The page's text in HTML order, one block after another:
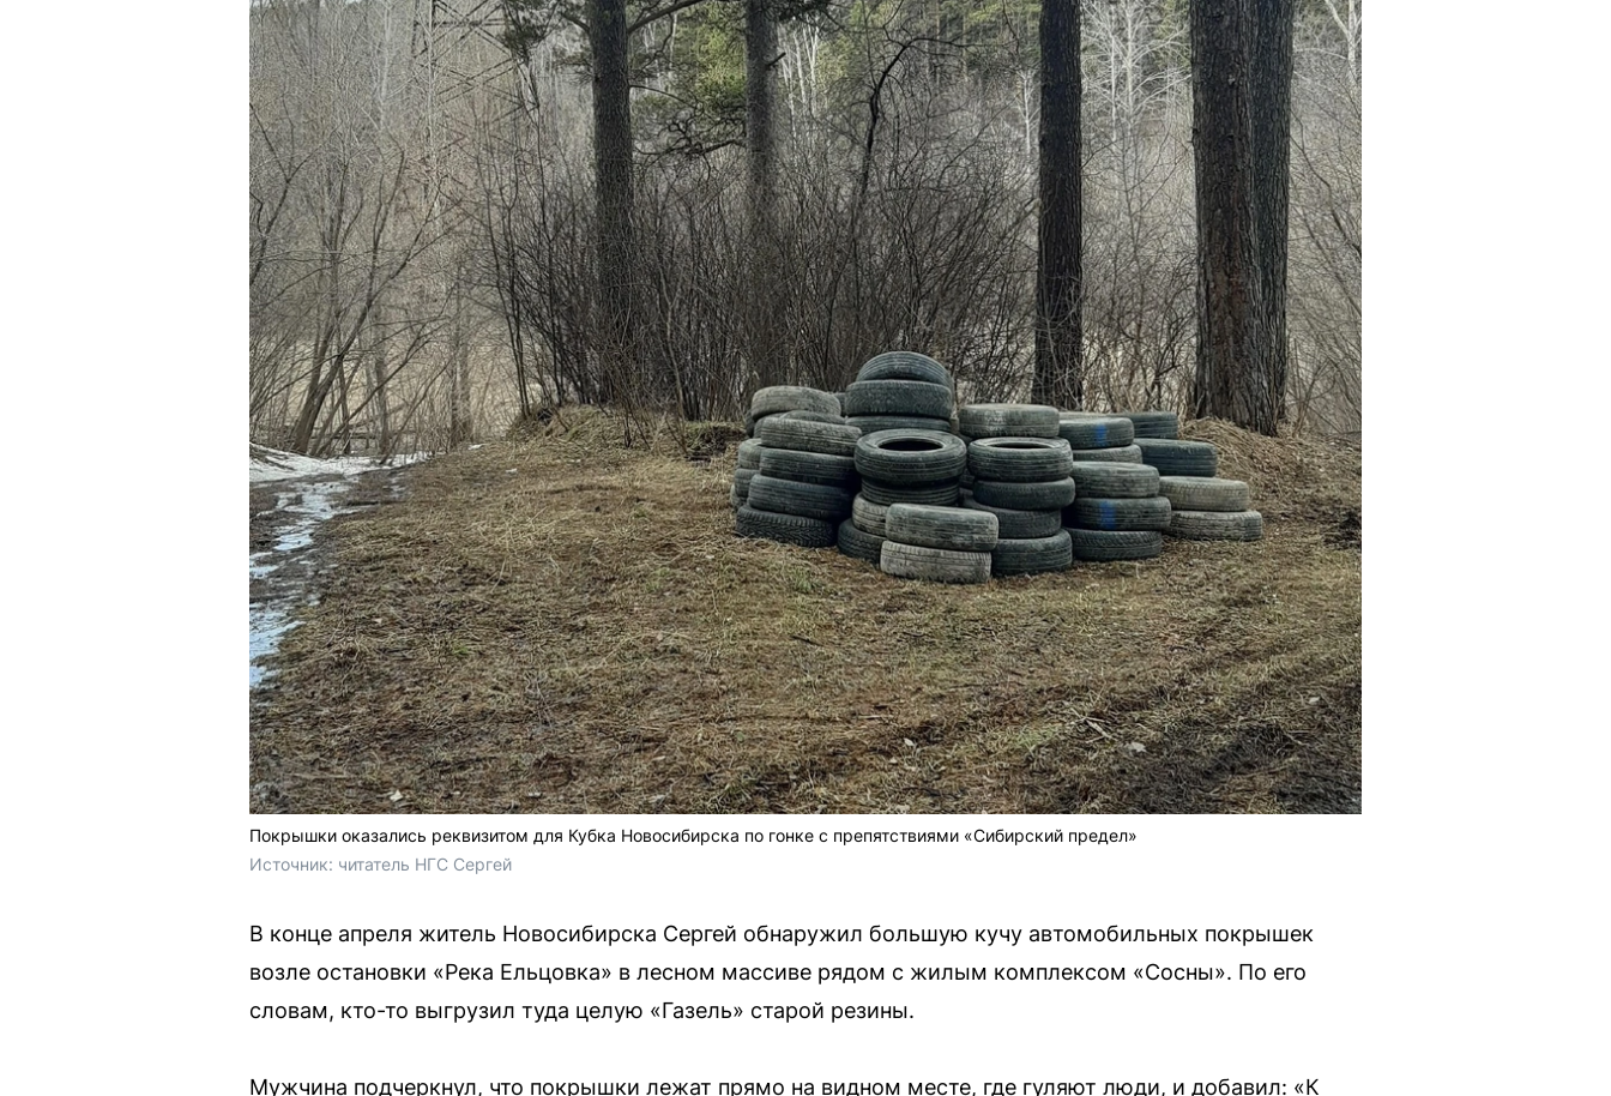
Покрышки оказались реквизитом для Кубка Новосибирска по гонке с препятствиями «Сибирский предел»
Источник: читатель НГС Сергей
В конце апреля житель Новосибирска Сергей обнаружил большую кучу автомобильных покрышек
возле остановки «Река Ельцовка» в лесном массиве рядом с жилым комплексом «Сосны». По его
словам, кто-то выгрузил туда целую «Газель» старой резины.
Мужчина подчеркнул, что покрышки лежат прямо на видном месте, где гуляют люди, и добавил: «К